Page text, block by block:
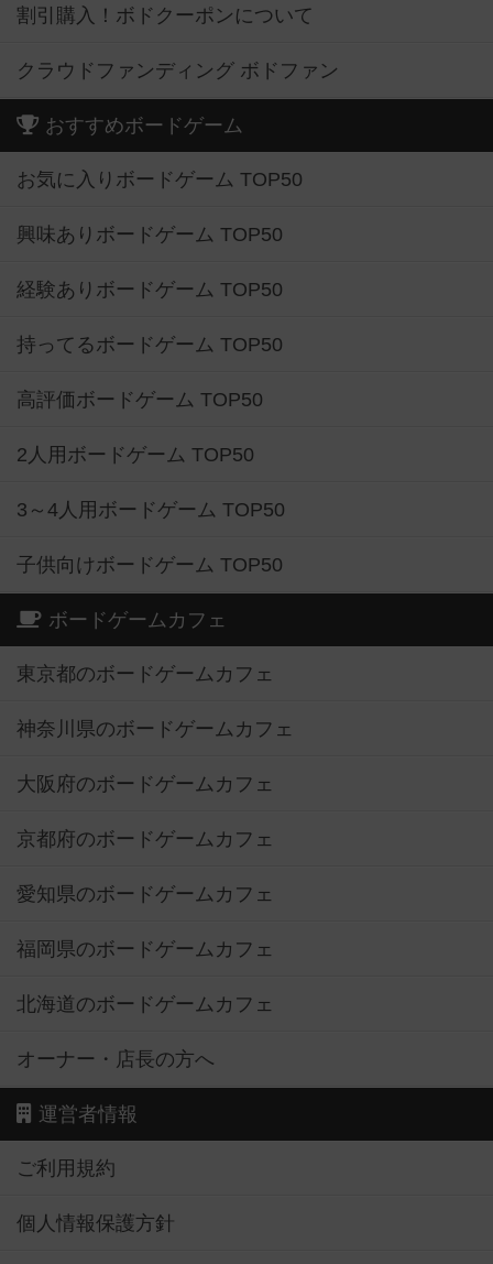
割引購入！ボドクーポンについて
クラウドファンディング ボドファン
おすすめボードゲーム
お気に入りボードゲーム TOP50
興味ありボードゲーム TOP50
経験ありボードゲーム TOP50
持ってるボードゲーム TOP50
高評価ボードゲーム TOP50
2人用ボードゲーム TOP50
3～4人用ボードゲーム TOP50
子供向けボードゲーム TOP50
ボードゲームカフェ
東京都のボードゲームカフェ
神奈川県のボードゲームカフェ
大阪府のボードゲームカフェ
京都府のボードゲームカフェ
愛知県のボードゲームカフェ
福岡県のボードゲームカフェ
北海道のボードゲームカフェ
オーナー・店長の方へ
運営者情報
ご利用規約
個人情報保護方針